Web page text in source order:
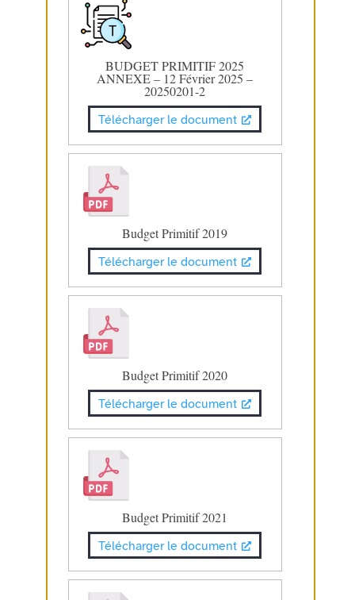
BUDGET PRIMITIF 2025
ANNEXE – 12 Février 2025 –
20250201-2
Télécharger le document
Budget Primitif 2019
Télécharger le document
Budget Primitif 2020
Télécharger le document
Budget Primitif 2021
Télécharger le document